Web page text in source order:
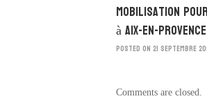
Mobilisation
à Aix-en-Provence
POSTED ON 21 SEPTEMBRE
Comments are closed.